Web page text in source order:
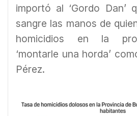
importó al ‘Gordo Dan’
sangre las manos de
homicidios en la
‘montarle una horda’
Pérez.